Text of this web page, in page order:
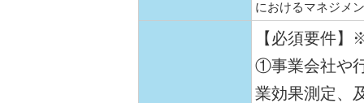
におけるマネジメ
【必須要件
①事業会社や
業効果測定、